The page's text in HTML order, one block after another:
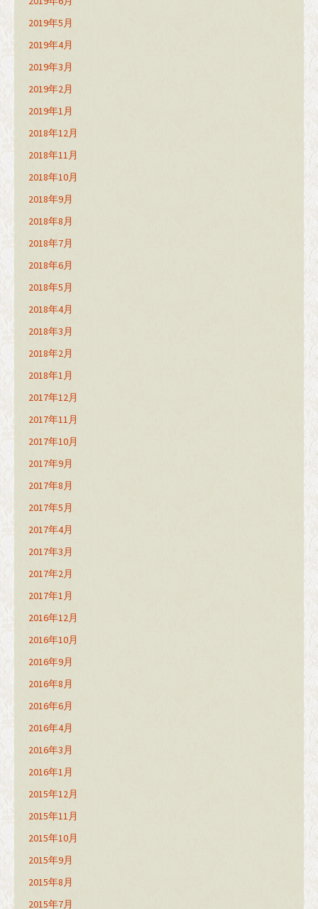
2019年5月
2019年4月
2019年3月
2019年2月
2019年1月
2018年12月
2018年11月
2018年10月
2018年9月
2018年8月
2018年7月
2018年6月
2018年5月
2018年4月
2018年3月
2018年2月
2018年1月
2017年12月
2017年11月
2017年10月
2017年9月
2017年8月
2017年5月
2017年4月
2017年3月
2017年2月
2017年1月
2016年12月
2016年10月
2016年9月
2016年8月
2016年6月
2016年4月
2016年3月
2016年1月
2015年12月
2015年11月
2015年10月
2015年9月
2015年8月
2015年7月